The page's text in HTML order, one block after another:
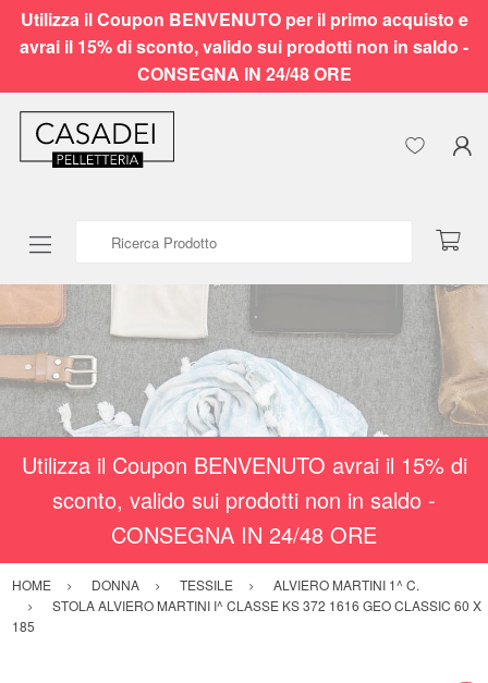
Utilizza il Coupon BENVENUTO per il primo acquisto e
avrai il 15% di sconto, valido sui prodotti non in saldo -
CONSEGNA IN 24/48 ORE
Utilizza il Coupon BENVENUTO avrai il 15% di
sconto, valido sui prodotti non in saldo -
CONSEGNA IN 24/48 ORE
HOME DONNA TESSILE
ALVIERO MARTINI 1^ C.
STOLA ALVIERO MARTINI I^ CLASSE KS 372 1616 GEO CLASSIC 60 X
185